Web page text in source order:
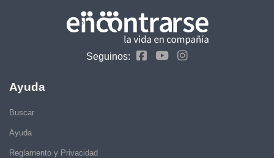
Seguinos:
Ayuda
Buscar
Ayuda
Reglamento y Privacidad